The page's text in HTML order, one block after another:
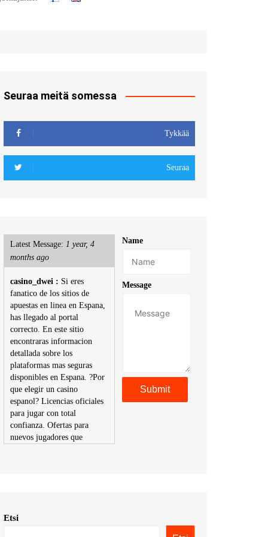
Seuraa meitä somessa
Tykkää
Seuraa
Latest Message: 1 year, 4
months ago
casino_dwei : Si eres
fanatico de los sitios de
apuestas en linea en Espana,
has llegado al portal
correcto. En este sitio
encontraras informacion
detallada sobre los
plataformas mas seguras
disponibles en Espana. ?Por
que elegir un casino
espanol? Licencias oficiales
para jugar con total
confianza. Ofertas para
nuevos jugadores que
metodos de pago,
Name
Message
Etsi